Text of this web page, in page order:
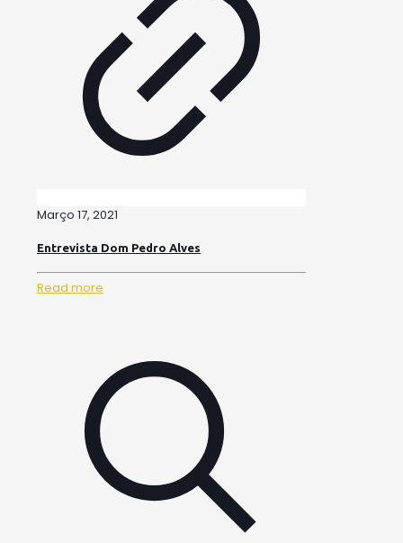
Março 17, 2021
Entrevista Dom Pedro Alves
Read more